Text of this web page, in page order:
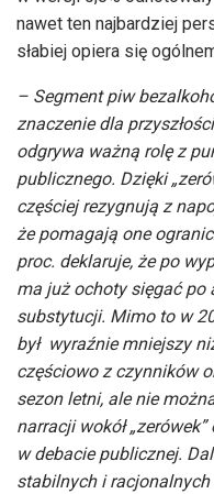
nawet ten najbardziej
słabiej opiera się
– Segment piw
znaczenie dla
odgrywa ważną rolę z
publicznego. Dzięki
częściej rezygnują z
że pomagają one
proc. deklaruje, że po
ma już ochoty sięgać po
substytucji. Mimo to w
był wyraźnie mniejszy
częściowo z czynników
sezon letni, ale nie
narracji wokół
w debacie publicznej.
stabilnych i